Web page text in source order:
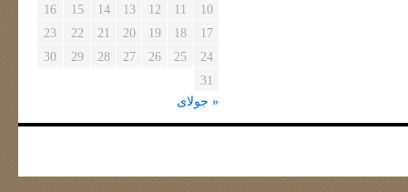
10
11
12
13
14
15
16
17
18
19
20
21
22
23
24
25
26
27
28
29
30
31
« جولای